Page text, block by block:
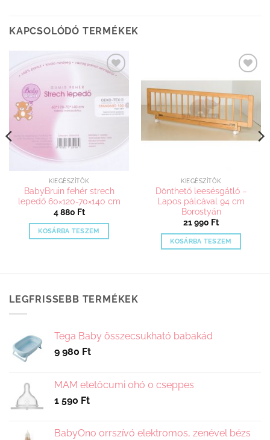
KAPCSOLÓDÓ TERMÉKEK
adom
KIEGÉSZÍTŐK
BabyBruin fehér strech
lepedő 60×120-70×140 cm
4 880 Ft
KOSÁRBA TESZEM
Kedvenceimhez
KIEGÉSZÍTŐK
Dönthető leesésgátló –
Lapos pálcával 94 cm
Borostyán
21 990 Ft
KOSÁRBA TESZEM
LEGFRISSEBB TERMÉKEK
Tega Baby összecsukható babakád
9 980 Ft
MAM etetőcumi 0hó 0 cseppes
1 590 Ft
BabyOno orrszívó elektromos, zenével bézs